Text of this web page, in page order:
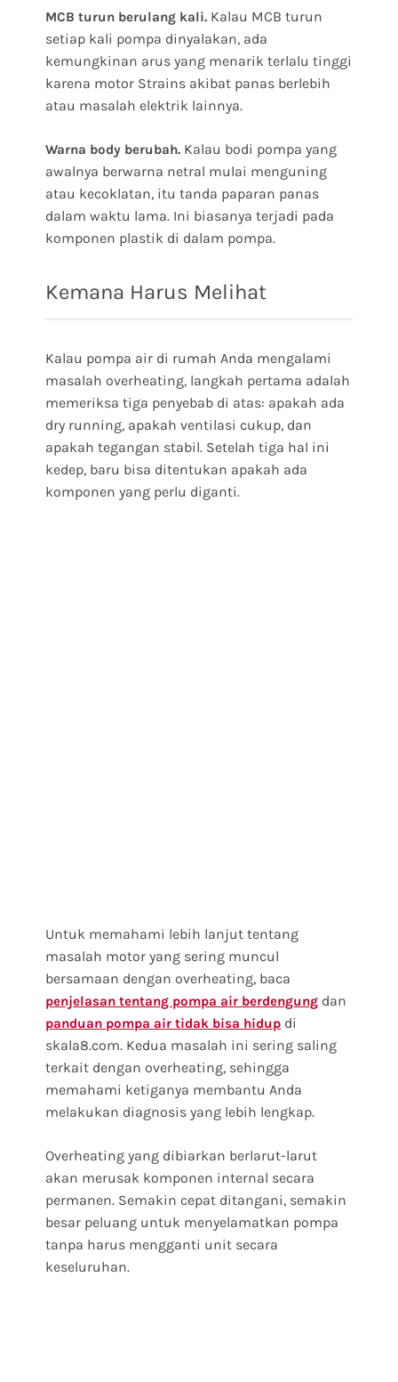
MCB turun berulang kali. Kalau MCB turun
setiap kali pompa dinyalakan, ada
kemungkinan arus yang menarik terlalu tinggi
karena motor Strains akibat panas berlebih
atau masalah elektrik lainnya.
Warna body berubah. Kalau bodi pompa yang
awalnya berwarna netral mulai menguning
atau kecoklatan, itu tanda paparan panas
dalam waktu lama. Ini biasanya terjadi pada
komponen plastik di dalam pompa.
Kemana Harus Melihat
Kalau pompa air di rumah Anda mengalami
masalah overheating, langkah pertama adalah
memeriksa tiga penyebab di atas: apakah ada
dry running, apakah ventilasi cukup, dan
apakah tegangan stabil. Setelah tiga hal ini
kedep, baru bisa ditentukan apakah ada
komponen yang perlu diganti.
Untuk memahami lebih lanjut tentang
masalah motor yang sering muncul
bersamaan dengan overheating, baca
penjelasan tentang pompa air berdengung dan
panduan pompa air tidak bisa hidup di
skala8.com. Kedua masalah ini sering saling
terkait dengan overheating, sehingga
memahami ketiganya membantu Anda
melakukan diagnosis yang lebih lengkap.
Overheating yang dibiarkan berlarut-larut
akan merusak komponen internal secara
permanen. Semakin cepat ditangani, semakin
besar peluang untuk menyelamatkan pompa
tanpa harus mengganti unit secara
keseluruhan.